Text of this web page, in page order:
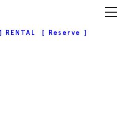
RENTAL [ Reserve ]